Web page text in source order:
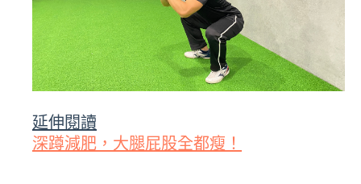
延伸閱讀
深蹲減肥，大腿屁股全都瘦！